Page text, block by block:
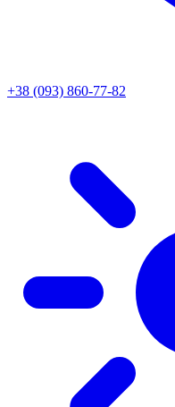
+38 (093) 860-77-82